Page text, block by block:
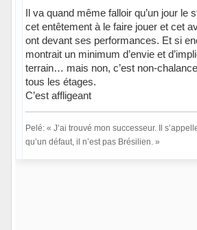
Il va quand même falloir qu’un jour le
cet entêtement à le faire jouer et cet
ont devant ses performances. Et si
montrait un minimum d’envie et
terrain… mais non, c’est non-
tous les étages.
C’est affligeant
Pelé: « J’ai trouvé mon successeur. Il
qu’un défaut, il n’est pas Brésilien. »